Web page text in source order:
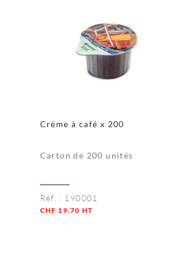
Crème à café x 200
Carton de 200 unités
Réf. : 190001
CHF 19.70 HT